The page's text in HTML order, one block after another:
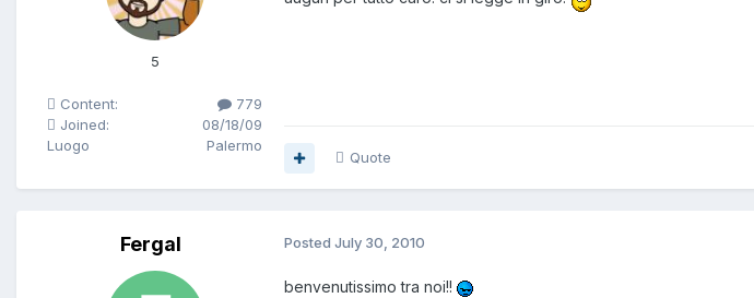
5
Content:
779
Joined:
08/18/09
Luogo
Palermo
Quote
Fergal Posted July 30, 2010
benvenutissimo tra noi!!